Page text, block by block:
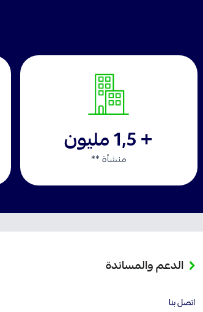
+ 1,5 مليون
منشأة **
الدعم والمساندة
اتصل بنا